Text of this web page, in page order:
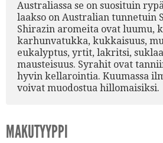
Australiassa se on suosituin
laakso on Australian tunnetuin
Shirazin aromeita ovat luumu,
karhunvatukka, kukkaisuus,
eukalyptus, yrtit, lakritsi,
mausteisuus. Syrahit ovat
hyvin kellarointia. Kuumassa
voivat muodostua hillomaisiksi.
MAKUTYYPPI